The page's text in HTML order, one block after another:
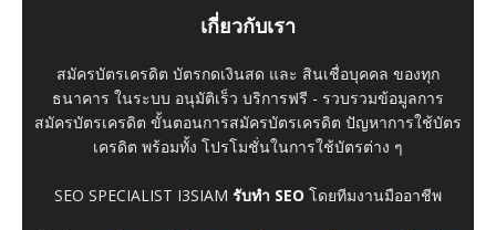
เกี่ยวกับเรา
สมัครบัตรเครดิต บัตรกดเงินสด และ สินเชื่อบุคคล ของทุก
ธนาคาร ในระบบ อนุมัติเร็ว บริการฟรี - รวบรวมข้อมูลการ
สมัครบัตรเครดิต ขั้นตอนการสมัครบัตรเครดิต ปัญหาการใช้บัตร
เครดิต พร้อมทั้ง โปรโมชั่นในการใช้บัตรต่าง ๆ
SEO SPECIALIST I3SIAM รับทำ SEO โดยทีมงานมืออาชีพ